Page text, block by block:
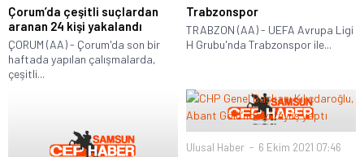
Çorum’da çeşitli suçlardan
aranan 24 kişi yakalandı
ÇORUM (AA) - Çorum'da son bir
haftada yapılan çalışmalarda,
çeşitli...
Trabzonspor
TRABZON (AA) - UEFA Avrupa Ligi
H Grubu'nda Trabzonspor ile...
Ulusal Haber 6 Ekim 2021 07:46